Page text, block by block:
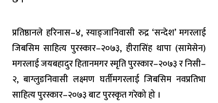
प्रतिष्ठानले हरिनास–४, स्याङ्जानिवासी रुद्र ‘सन्देश’ मगरलाई
जिबसिम साहित्य पुरस्कार–२०७३, हीरासिंह थापा (सामेसेन)
मगरलाई जयबहादुर हितानमगर स्मृति पुरस्कार–२०७३ र निसी–
२, बाग्लुङनिवासी लक्ष्मण घर्तीमगरलाई जिबसिम नवप्रतिभा
साहित्य पुरस्कार–२०७३ बाट पुरस्कृत गरेको हो ।